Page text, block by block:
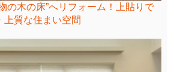
の木の床”へリフォーム！上貼りで
上質な住まい空間